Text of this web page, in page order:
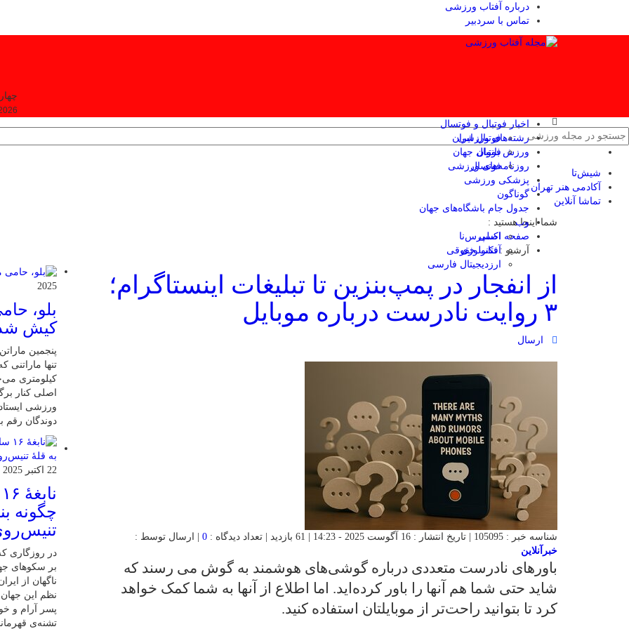
درباره آفتاب ورزشی
تماس با سردبیر
اخبار فوتبال و فوتسال
فوتبال ایران
فوتبال جهان
فوتسال
رشته‌های ورزشی
ورزش بانوان
روزنامه‌های ورزشی
پزشکی ورزشی
گوناگون
جدول جام باشگاه‌های جهان
وب
اکسپرس‌نا
آفتاب حقوقی
ارزدیجیتال فارسی
شیش‌تا
آکادمی هنر تهران
تماشا آنلاین
شما اینجا هستید :
صفحه اصلی
آرشیو :تکنولوژی
از انفجار در پمپ‌بنزین تا تبلیغات اینستاگرام؛
۳ روایت نادرست درباره موبایل
ارسال
شناسه خبر : 105095 | تاریخ انتشار : 16 آگوست 2025 - 14:23 | 61 بازدید | تعداد دیدگاه : 0 | ارسال توسط :
خبرآنلاین
باورهای نادرست متعددی درباره گوشی‌های هوشمند به گوش می رسند که
شاید حتی شما هم آنها را باور کرده‌اید. اما اطلاع از آنها به شما کمک خواهد
کرد تا بتوانید راحت‌تر از موبایلتان استفاده کنید.
2025
بلو،
کیش
کیلومتری
اصلی کنار
ورزشی
دوندگان رقم
22 اکتبر 2025
چگونه
در روزگاری
بر سکوهای
ناگهان از
نظم این جهان
پسر آرام و
تشنه‌ی